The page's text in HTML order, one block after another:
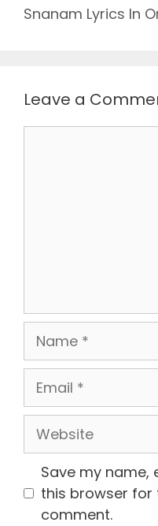
Snanam Lyrics In
Leave a
Name
Email
Website
Save my name,
this browser for
comment.